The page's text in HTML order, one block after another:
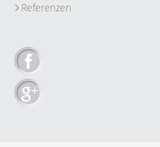
Referenzen